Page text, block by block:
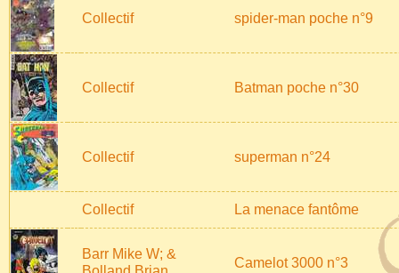
Collectif spider-man poche n°9
Collectif Batman poche n°30
Collectif superman n°24
Collectif La menace fantôme
Barr Mike W; &
Camelot 3000 n°3